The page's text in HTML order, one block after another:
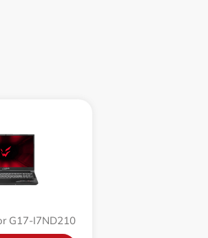
G17-I7ND210